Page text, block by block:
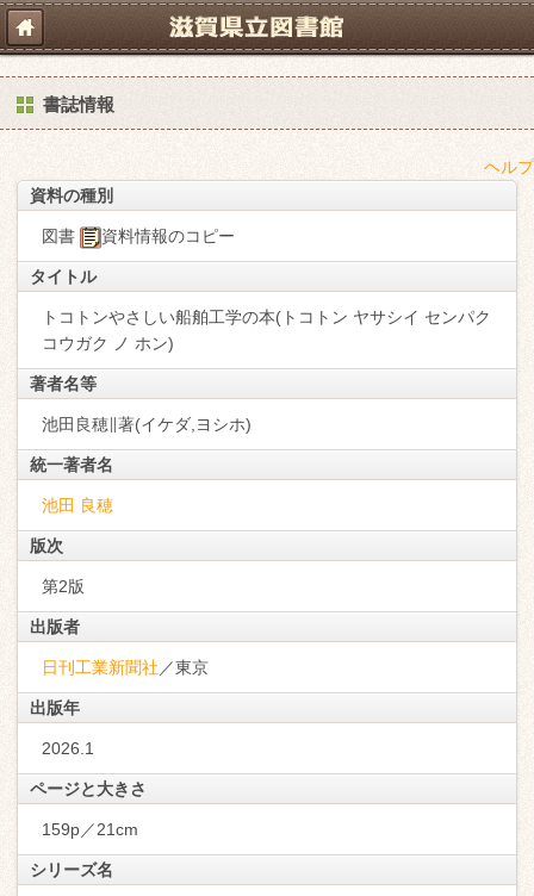
書誌情報
ヘルプ
資料の種別
図書 資料情報のコピー
タイトル
トコトンやさしい船舶工学の本(トコトン ヤサシイ センパク
コウガク ノ ホン)
著者名等
池田良穂∥著(イケダ,ヨシホ)
統一著者名
池田 良穂
版次
第2版
出版者
日刊工業新聞社 ／東京
出版年
2026.1
ページと大きさ
159p／21cm
シリーズ名